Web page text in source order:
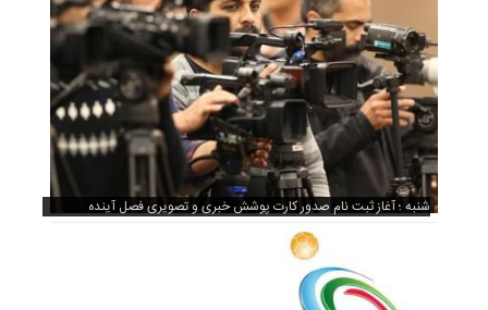
شنبه ؛ آغاز ثبت نام صدور کارت پوشش خبری و تصویری فصل آینده